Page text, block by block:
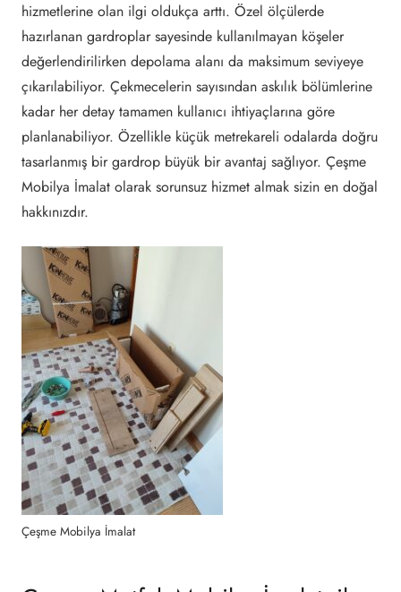
hizmetlerine olan ilgi oldukça arttı. Özel ölçülerde
hazırlanan gardroplar sayesinde kullanılmayan köşeler
değerlendirilirken depolama alanı da maksimum seviyeye
çıkarılabiliyor. Çekmecelerin sayısından askılık bölümlerine
kadar her detay tamamen kullanıcı ihtiyaçlarına göre
planlanabiliyor. Özellikle küçük metrekareli odalarda doğru
tasarlanmış bir gardrop büyük bir avantaj sağlıyor. Çeşme
Mobilya İmalat olarak sorunsuz hizmet almak sizin en doğal
hakkınızdır.
Çeşme Mobilya İmalat